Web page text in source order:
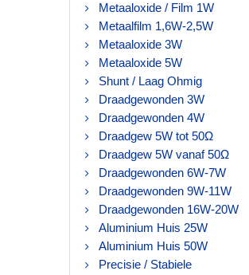
Metaaloxide / Film 1W
Metaalfilm 1,6W-2,5W
Metaaloxide 3W
Metaaloxide 5W
Shunt / Laag Ohmig
Draadgewonden 3W
Draadgewonden 4W
Draadgew 5W tot 50Ω
Draadgew 5W vanaf 50Ω
Draadgewonden 6W-7W
Draadgewonden 9W-11W
Draadgewonden 16W-20W
Aluminium Huis 25W
Aluminium Huis 50W
Precisie / Stabiele